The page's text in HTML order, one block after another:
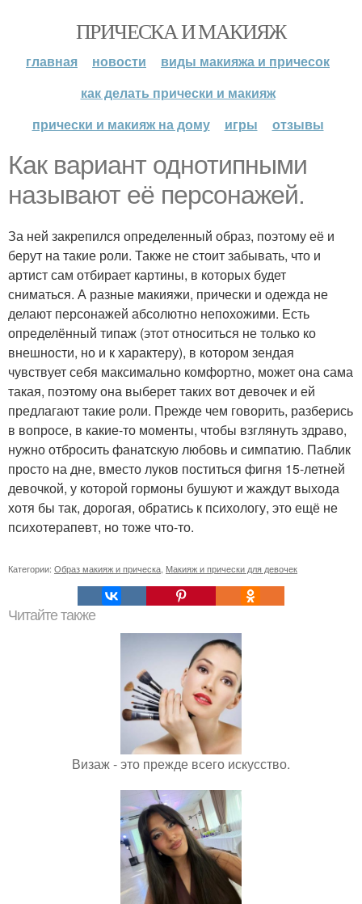
ПРИЧЕСКА И МАКИЯЖ
главная новости
виды макияжа и причесок
как делать прически и макияж
прически и макияж на дому
игры отзывы
Как вариант однотипными
называют её персонажей.
За ней закрепился определенный образ, поэтому её и
берут на такие роли. Также не стоит забывать, что и
артист сам отбирает картины, в которых будет
сниматься. А разные макияжи, прически и одежда не
делают персонажей абсолютно непохожими. Есть
определённый типаж (этот относиться не только ко
внешности, но и к характеру), в котором зендая
чувствует себя максимально комфортно, может она сама
такая, поэтому она выберет таких вот девочек и ей
предлагают такие роли. Прежде чем говорить, разберись
в вопросе, в какие-то моменты, чтобы взглянуть здраво,
нужно отбросить фанатскую любовь и симпатию. Паблик
просто на дне, вместо луков поститься фигня 15-летней
девочкой, у которой гормоны бушуют и жаждут выхода
хотя бы так, дорогая, обратись к психологу, это ещё не
психотерапевт, но тоже что-то.
Категории: Образ макияж и прическа Макияж и прически для девочек
Читайте также
Визаж - это прежде всего искусство.